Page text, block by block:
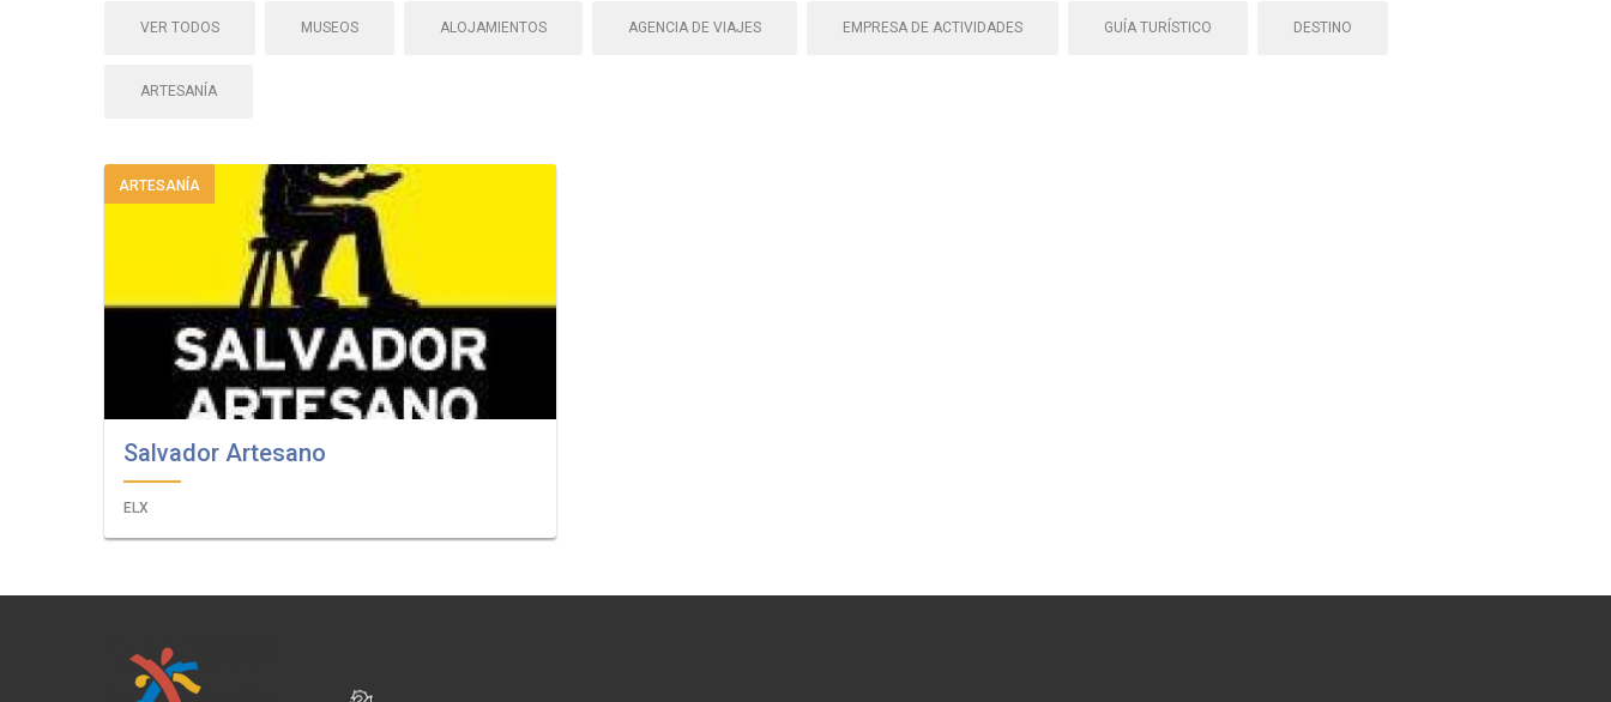
de
ayuda
a
navegación
VER TODOS MUSEOS ALOJAMIENTOS AGENCIA DE VIAJES EMPRESA DE ACTIVIDADES GUÍA TURÍSTICO DESTINO
ARTESANÍA
ARTESANÍA
Salvador Artesano
ELX